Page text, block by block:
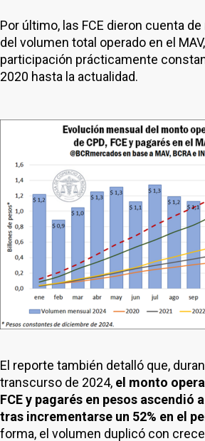
Por último, las FCE dieron cuenta
del volumen total operado en el
participación prácticamente
2020 hasta la actualidad.
El reporte también detalló que,
transcurso de 2024, el monto
FCE y pagarés en pesos ascendió
tras incrementarse un 52% en el
forma, el volumen duplicó con